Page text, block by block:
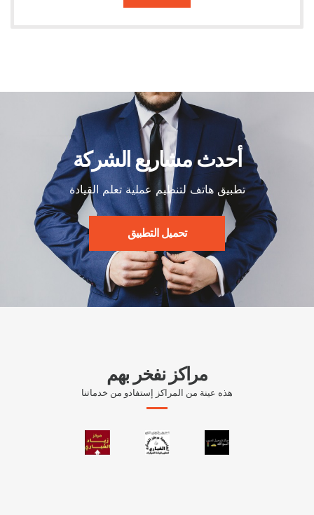
أحدث مشاريع الشركة
تطبيق هاتف لتنظيم عملية تعلم القيادة
تحميل التطبيق
مراكز نفخر بهم
هذه عينة من المراكز إستفادو من خدماتنا